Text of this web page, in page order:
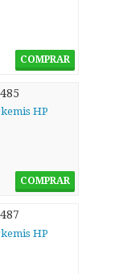
COMPRAR
HP
COMPRAR
HP